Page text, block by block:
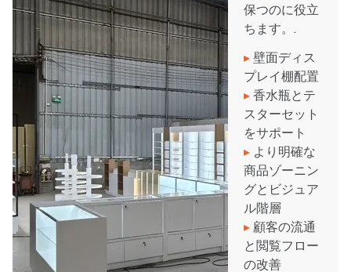
保つのに役立
ちます。.
▸ 壁面ディス
プレイ棚配置
▸ 香水瓶とテ
スターセット
をサポート
▸ より明確な
商品ゾーニン
グとビジュア
ル階層
▸ 顧客の流通
と閲覧フロー
の改善